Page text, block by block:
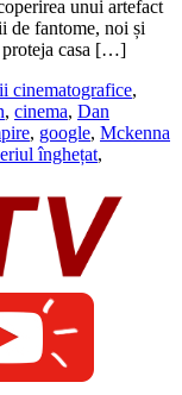
unui artefact
de fantome, noi și
proteja casa […]
cinematografice,
, cinema, Dan
, google, Mckenna
înghețat,